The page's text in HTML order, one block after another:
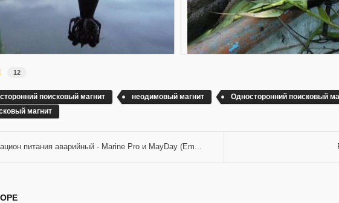
12
поисковый магнит неодимовый магнит Односторонний поисковый
магнит
питания аварийный - Marine Pro и MayDay (Em...